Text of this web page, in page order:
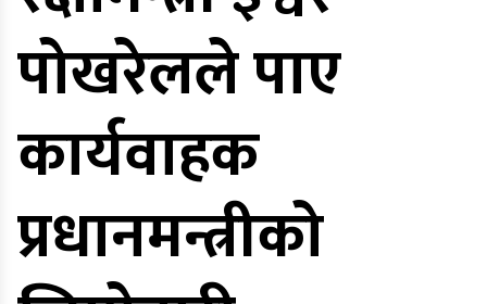
पोखरेलले पाए
कार्यवाहक
प्रधानमन्त्रीको